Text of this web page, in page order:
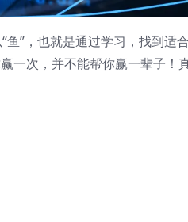
鱼”，也就是通过学习，找到适
一次，并不能帮你赢一辈子